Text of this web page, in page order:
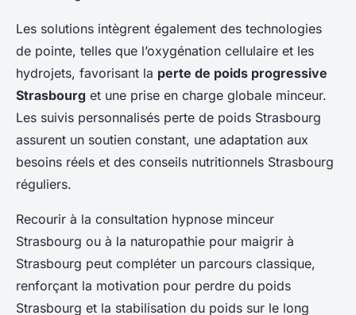
Les solutions intègrent également des technologies
de pointe, telles que l’oxygénation cellulaire et les
hydrojets, favorisant la perte de poids progressive
Strasbourg et une prise en charge globale minceur.
Les suivis personnalisés perte de poids Strasbourg
assurent un soutien constant, une adaptation aux
besoins réels et des conseils nutritionnels Strasbourg
réguliers.
Recourir à la consultation hypnose minceur
Strasbourg ou à la naturopathie pour maigrir à
Strasbourg peut compléter un parcours classique,
renforçant la motivation pour perdre du poids
Strasbourg et la stabilisation du poids sur le long